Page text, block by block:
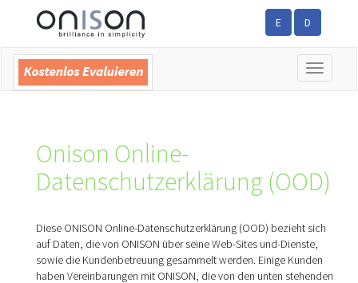
E D
Toggle
Onison Online-
Datenschutzerklärung (OOD)
Diese ONISON Online-Datenschutzerklärung (OOD) bezieht sich
auf Daten, die von ONISON über seine Web-Sites und-Dienste,
sowie die Kundenbetreuung gesammelt werden. Einige Kunden
haben Vereinbarungen mit ONISON, die von den unten stehenden